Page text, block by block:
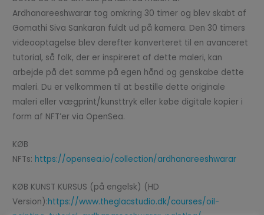
Ardhanareeshwarar tog omkring 30 timer og blev skabt af
Gomathi Siva Sankaran fuldt ud på kamera. Den 30 timers
videooptagelse blev derefter konverteret til en avanceret
tutorial, så folk, der er inspireret af dette maleri, kan
arbejde på det samme på egen hånd og genskabe dette
maleri. Du er velkommen til at bestille dette originale
maleri eller vægprint/kunsttryk eller købe digitale kopier i
form af NFT’er via OpenSea.
KØB
NFTs:https://opensea.io/collection/ardhanareeshwarar
KØB KUNST KURSUS (på engelsk) (HD
Version):https://www.theglacstudio.dk/courses/oil-